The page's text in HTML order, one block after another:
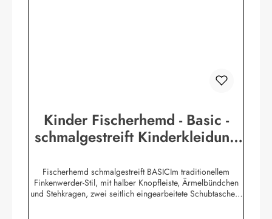
Kinder Fischerhemd - Basic -
schmalgestreift Kinderkleidung
Fischerhemd schmalgestreift BASICIm traditionellem
Finkenwerder-Stil, mit halber Knopfleiste, Ärmelbündchen
und Stehkragen, zwei seitlich eingearbeitete Schubtaschen,